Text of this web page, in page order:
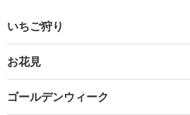
いちご狩り
お花見
ゴールデンウィーク